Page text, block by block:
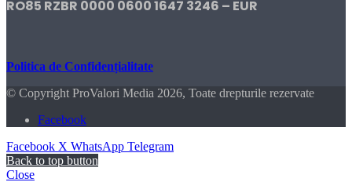
RO85 RZBR 0000 0600 1647 3246 – EUR
Politica de Confidențialitate
© Copyright ProValori Media 2026, Toate drepturile rezervate
Facebook
Facebook X WhatsApp Telegram
Back to top button
Close